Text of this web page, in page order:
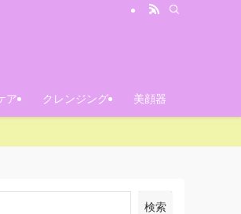
ア クレンジング 美顔器
検索